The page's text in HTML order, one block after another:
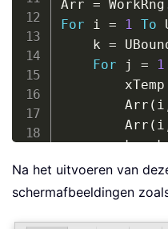
Arr = WorkRng
For i = 1 To
    k
=
For j = 1
        xTemp
        Arr
( i
        Arr
( i
        k
=
Next
Next
WorkRng.
End Sub
Na het uitvoeren van
schermafbeeldingen